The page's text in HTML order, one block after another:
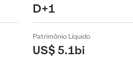
D+1
Patrimônio Líquido
US$ 5.1bi